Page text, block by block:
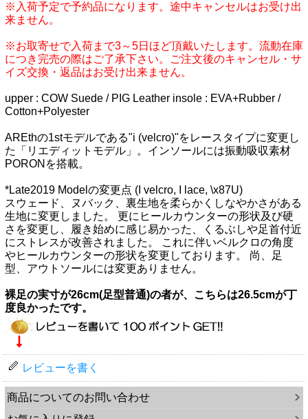
※入荷予定で予約品になります。途中キャンセルはお受け出
来ません。
※お取寄せで入荷まで3～5日ほど頂戴いたします。流動在庫
につき完売の際はご了承下さい。ご注文後のキャンセル・サ
イズ交換・返品はお受け出来ません。
upper : COW Suede / PIG Leather insole : EVA+Rubber /
Cotton+Polyester
AREthの1stモデルである"i (velcro)"をレースタイプに変更し
た「リエディットモデル」。インソールには振動吸収素材
PORONを搭載。
*Late2019 Modelの変更点 (I velcro, I lace, \x87U)
スウェード、ヌバック、裏生地を柔らかくしなやかさがある
生地に変更しました。 更にヒールカウンターの形状及び硬
さを変更し、履き始めに感じ易かった、くるぶしや足首付近
にストレスが改善されました。 これに伴いベルクロの角度
やヒールカウンターの形状を変更しております。 尚、足
型、アウトソールには変更ありません。
裸足の実寸が26cm(足型普通)の者が、こちらは26.5cmが丁
度良かったです。
レビューを書く
商品についてのお問い合わせ